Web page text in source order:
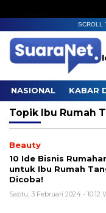
SCROLL
NASIONAL KABAR
Topik Ibu Rumah
Beauty
10 Ide Bisnis
untuk Ibu Rumah
Dicoba!
Sabtu, 3 Februari 2024 - 10:12